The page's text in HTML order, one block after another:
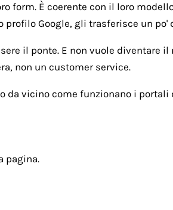
form. È coerente con il loro
Google, gli trasferisce un
il ponte. E non vuole diventare
non un customer service.
da vicino come funzionano i portali
pagina.